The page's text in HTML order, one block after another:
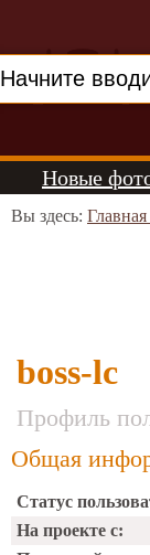
Новые
Вы здесь:
boss-lc
Профиль
Общая
Статус
На проекте с: